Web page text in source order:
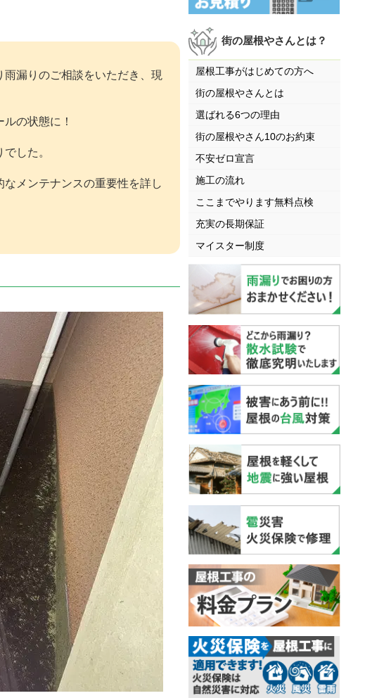
漏りのご相談をいただき、現
の状態に！
した。
メンテナンスの重要性を詳し
街の屋根やさんとは？
屋根工事がはじめての方へ
街の屋根やさんとは
選ばれる6つの理由
街の屋根やさん10のお約束
不安ゼロ宣言
施工の流れ
ここまでやります無料点検
充実の長期保証
マイスター制度